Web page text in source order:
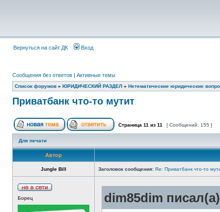
Вернуться на сайт ДК Вход
Сообщения без ответов | Активные темы
Список форумов » ЮРИДИЧЕСКИЙ РАЗДЕЛ » Нетематические юридические
Приватбанк что-то мутит
Страница 11 из 11 [ Сообщений: 155 ]
Для печати
Автор
Jungle Bill Заголовок сообщения: Re: Приватбанк что-то
Борец dim85dim